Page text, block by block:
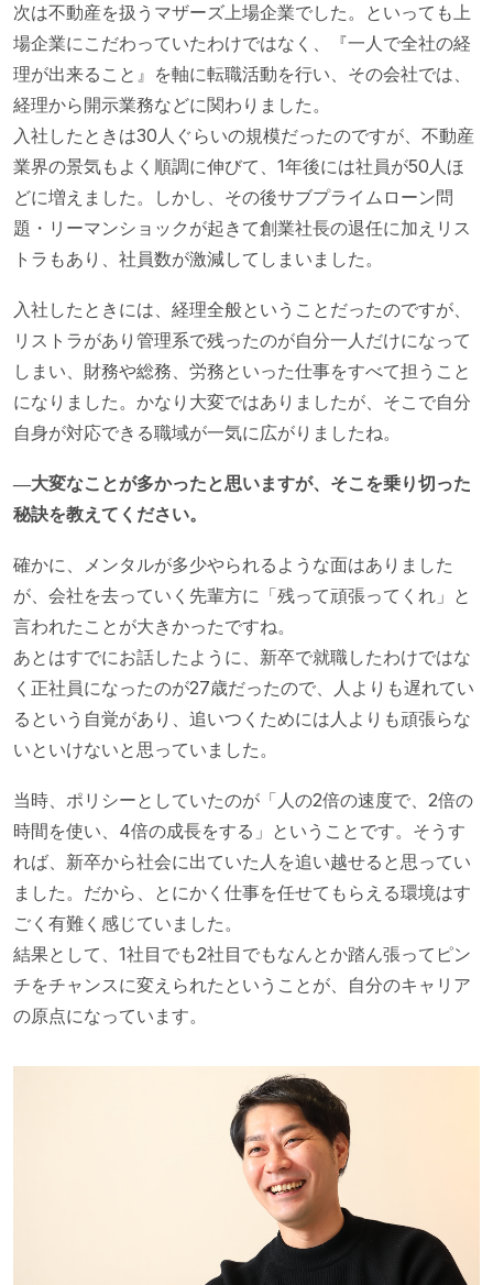
次は不動産を扱うマザーズ上場企業でした。といっても上
場企業にこだわっていたわけではなく、『一人で全社の経
理が出来ること』を軸に転職活動を行い、その会社では、
経理から開示業務などに関わりました。
入社したときは30人ぐらいの規模だったのですが、不動産
業界の景気もよく順調に伸びて、1年後には社員が50人ほ
どに増えました。しかし、その後サブプライムローン問
題・リーマンショックが起きて創業社長の退任に加えリス
トラもあり、社員数が激減してしまいました。
入社したときには、経理全般ということだったのですが、
リストラがあり管理系で残ったのが自分一人だけになって
しまい、財務や総務、労務といった仕事をすべて担うこと
になりました。かなり大変ではありましたが、そこで自分
自身が対応できる職域が一気に広がりましたね。
―大変なことが多かったと思いますが、そこを乗り切った
秘訣を教えてください。
確かに、メンタルが多少やられるような面はありました
が、会社を去っていく先輩方に「残って頑張ってくれ」と
言われたことが大きかったですね。
あとはすでにお話したように、新卒で就職したわけではな
く正社員になったのが27歳だったので、人よりも遅れてい
るという自覚があり、追いつくためには人よりも頑張らな
いといけないと思っていました。
当時、ポリシーとしていたのが「人の2倍の速度で、2倍の
時間を使い、4倍の成長をする」ということです。そうす
れば、新卒から社会に出ていた人を追い越せると思ってい
ました。だから、とにかく仕事を任せてもらえる環境はす
ごく有難く感じていました。
結果として、1社目でも2社目でもなんとか踏ん張ってピン
チをチャンスに変えられたということが、自分のキャリア
の原点になっています。